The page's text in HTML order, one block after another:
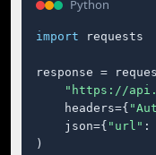
Python
import requests
response =
"https://
    headers={
    json={
"url" :
)